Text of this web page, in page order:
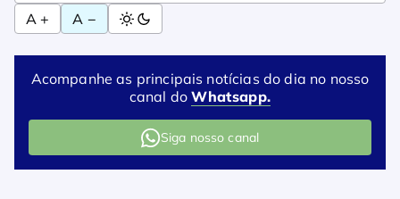
A + A −
Acompanhe as principais notícias do dia no nosso
canal doWhatsapp.
Siga nosso canal